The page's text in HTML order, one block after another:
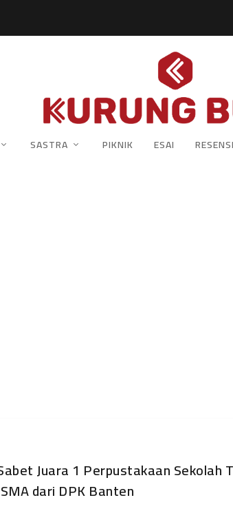
SASTRA PIKNIK ESAI RESENSI
Juara 1 Perpustakaan Sekolah
SMA dari DPK Banten